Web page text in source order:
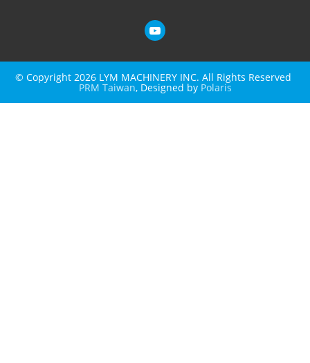
© Copyright 2026 LYM MACHINERY INC. All Rights Reserved
PRM Taiwan, Designed by Polaris